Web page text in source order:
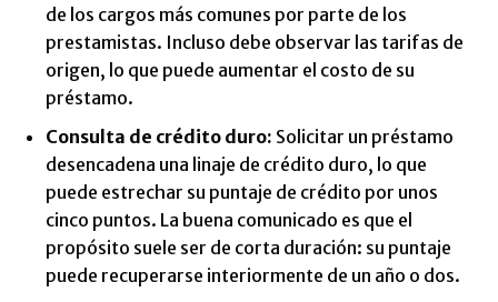
de los cargos más comunes por parte de los
prestamistas. Incluso debe observar las tarifas de
origen, lo que puede aumentar el costo de su
préstamo.
Consulta de crédito duro: Solicitar un préstamo
desencadena una linaje de crédito duro, lo que
puede estrechar su puntaje de crédito por unos
cinco puntos. La buena comunicado es que el
propósito suele ser de corta duración: su puntaje
puede recuperarse interiormente de un año o dos.